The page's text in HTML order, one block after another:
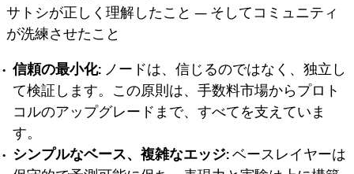
サトシが正しく理解したこと — そしてコミュニティ
が洗練させたこと
信頼の最小化: ノードは、信じるのではなく、独立し
て検証します。この原則は、手数料市場からプロト
コルのアップグレードまで、すべてを支えていま
す。
シンプルなベース、複雑なエッジ:ベースレイヤーは